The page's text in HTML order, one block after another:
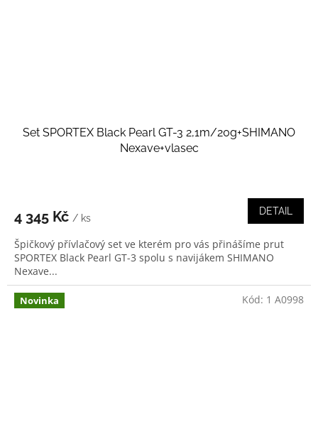
Set SPORTEX Black Pearl GT-3 2,1m/20g+SHIMANO
Nexave+vlasec
4 345 Kč / ks
DETAIL
Špičkový přívlačový set ve kterém pro vás přinášíme prut
SPORTEX Black Pearl GT-3 spolu s navijákem SHIMANO
Nexave...
Novinka Kód: 1 A0998